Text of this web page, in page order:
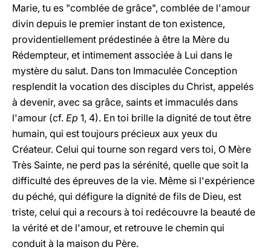
Marie, tu es "comblée de grâce", comblée de l'amour
divin depuis le premier instant de ton existence,
providentiellement prédestinée à être la Mère du
Rédempteur, et intimement associée à Lui dans le
mystère du salut. Dans ton Immaculée Conception
resplendit la vocation des disciples du Christ, appelés
à devenir, avec sa grâce, saints et immaculés dans
l'amour (cf. Ep 1, 4). En toi brille la dignité de tout être
humain, qui est toujours précieux aux yeux du
Créateur. Celui qui tourne son regard vers toi, O Mère
Très Sainte, ne perd pas la sérénité, quelle que soit la
difficulté des épreuves de la vie. Même si l'expérience
du péché, qui défigure la dignité de fils de Dieu, est
triste, celui qui a recours à toi redécouvre la beauté de
la vérité et de l'amour, et retrouve le chemin qui
conduit à la maison du Père.